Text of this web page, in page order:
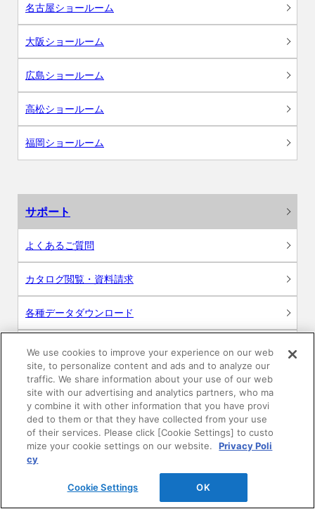
名古屋ショールーム
大阪ショールーム
広島ショールーム
高松ショールーム
福岡ショールーム
サポート
よくあるご質問
カタログ閲覧・資料請求
各種データダウンロード
WEB見積・各種シミュレーション
交換用部品の購入
修理・点検
お問い合わせ
We use cookies to improve your experience on our web
site, to personalize content and ads and to analyze our
traffic. We share information about your use of our web
site with our advertising and analytics partners, who ma
y combine it with other information that you have provi
ded to them or that they have collected from your use
of their services. Please click [Cookie Settings] to custo
mize your cookie settings on our website.
Privacy Poli
cy
Cookie Settings OK